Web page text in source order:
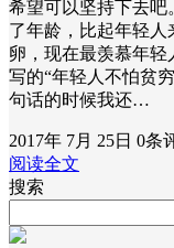
希望可以坚持下去
了年龄，比起年轻
卵，现在最羡慕年
写的“年轻人不怕贫
句话的时候我还…
2017年 7月 25日 0条
阅读全文
搜索